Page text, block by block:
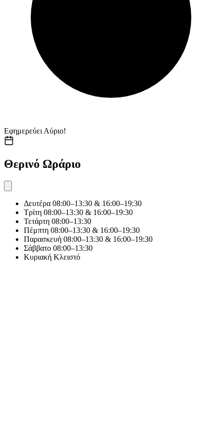
Εφημερεύει Αύριο!
Θερινό Ωράριο
Δευτέρα 08:00–13:30 & 16:00–19:30
Τρίτη 08:00–13:30 & 16:00–19:30
Τετάρτη 08:00–13:30
Πέμπτη 08:00–13:30 & 16:00–19:30
Παρασκευή 08:00–13:30 & 16:00–19:30
Σάββατο 08:00–13:30
Κυριακή Κλειστό